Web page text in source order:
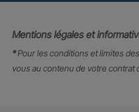
Mentions légales et
*Pour les conditions et limites
vous au contenu de votre contrat